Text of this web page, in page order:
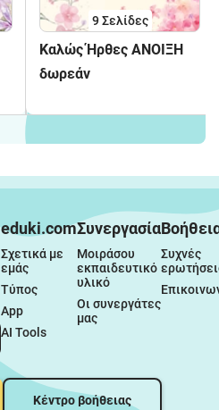
9Σελίδες
Καλώς Ήρθες ΑΝΟΙΞΗ
δωρεάν
eduki.com
Σχετικά με
εμάς
Τύπος
App
AI Tools
Συνεργασία
Μοιράσου
εκπαιδευτικό
υλικό
Οι συνεργάτες
μας
Συχνές
Κέντρο βοήθειας